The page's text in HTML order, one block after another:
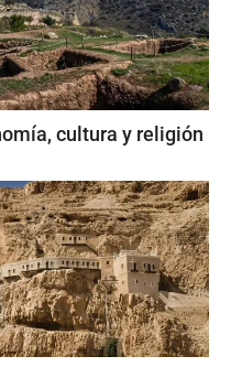
cultura y religión